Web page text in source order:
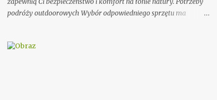
podróży outdoorowych Wybór odpowiedniego sprzętu ma
Niezawodny namiot, ciepły śpiwór i solidne buty trekkingowe to